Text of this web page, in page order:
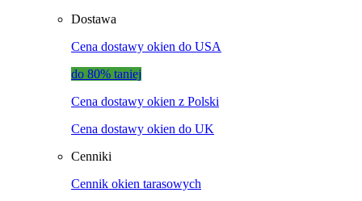
Dostawa
Cena dostawy okien do USA
do 80% taniej
Cena dostawy okien z Polski
Cena dostawy okien do UK
Cenniki
Cennik okien tarasowych